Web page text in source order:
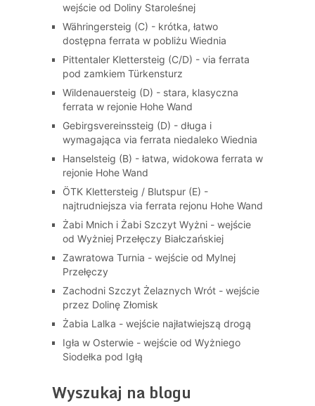
wejście od Doliny Staroleśnej
Währingersteig (C) - krótka, łatwo
dostępna ferrata w pobliżu Wiednia
Pittentaler Klettersteig (C/D) - via ferrata
pod zamkiem Türkensturz
Wildenauersteig (D) - stara, klasyczna
ferrata w rejonie Hohe Wand
Gebirgsvereinssteig (D) - długa i
wymagająca via ferrata niedaleko Wiednia
Hanselsteig (B) - łatwa, widokowa ferrata w
rejonie Hohe Wand
ÖTK Klettersteig / Blutspur (E) -
najtrudniejsza via ferrata rejonu Hohe Wand
Żabi Mnich i Żabi Szczyt Wyżni - wejście
od Wyżniej Przełęczy Białczańskiej
Zawratowa Turnia - wejście od Mylnej
Przełęczy
Zachodni Szczyt Żelaznych Wrót - wejście
przez Dolinę Złomisk
Żabia Lalka - wejście najłatwiejszą drogą
Igła w Osterwie - wejście od Wyżniego
Siodełka pod Igłą
Wyszukaj na blogu